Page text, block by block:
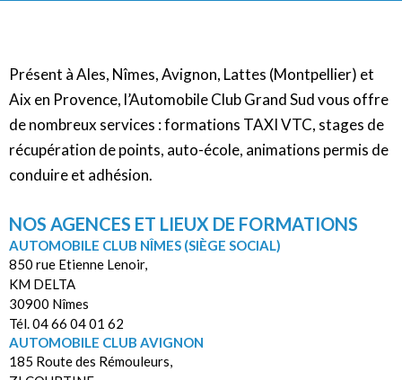
Présent à Ales, Nîmes, Avignon, Lattes (Montpellier) et
Aix en Provence, l’Automobile Club Grand Sud vous offre
de nombreux services : formations TAXI VTC, stages de
récupération de points, auto-école, animations permis de
conduire et adhésion.
NOS AGENCES ET LIEUX DE FORMATIONS
AUTOMOBILE CLUB NÎMES (SIÈGE SOCIAL)
850 rue Etienne Lenoir,
KM DELTA
30900 Nîmes
Tél. 04 66 04 01 62
AUTOMOBILE CLUB AVIGNON
185 Route des Rémouleurs,